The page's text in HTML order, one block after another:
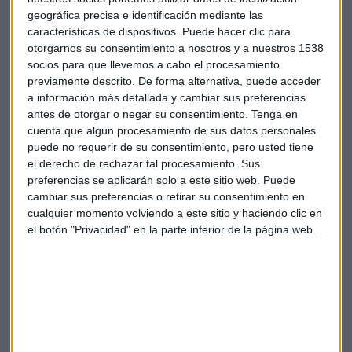
geográfica precisa e identificación mediante las
características de dispositivos. Puede hacer clic para
otorgarnos su consentimiento a nosotros y a nuestros 1538
socios para que llevemos a cabo el procesamiento
previamente descrito. De forma alternativa, puede acceder
a información más detallada y cambiar sus preferencias
antes de otorgar o negar su consentimiento. Tenga en
cuenta que algún procesamiento de sus datos personales
puede no requerir de su consentimiento, pero usted tiene
el derecho de rechazar tal procesamiento. Sus
preferencias se aplicarán solo a este sitio web. Puede
cambiar sus preferencias o retirar su consentimiento en
cualquier momento volviendo a este sitio y haciendo clic en
el botón "Privacidad" en la parte inferior de la página web.
que lo que sí le resultará difícil a la compañía es "que en
años sucesivos pueda mantener un payout del nivel actual".
Antonio Castelo Enagás Empresas CNMC
Suscríbete a nuestros boletines
Te enviaremos las noticias más importantes del día